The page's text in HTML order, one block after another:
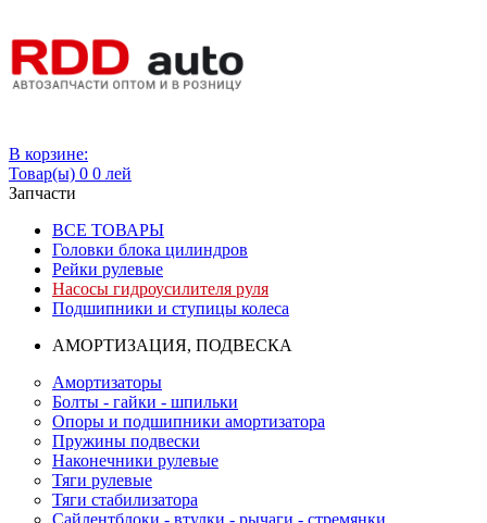
В корзине:
Товар(ы) 0 0 лей
Запчасти
ВСЕ ТОВАРЫ
Головки блока цилиндров
Рейки рулевые
Насосы гидроусилителя руля
Подшипники и ступицы колеса
АМОРТИЗАЦИЯ, ПОДВЕСКА
Амортизаторы
Болты - гайки - шпильки
Опоры и подшипники амортизатора
Пружины подвески
Наконечники рулевые
Тяги рулевые
Тяги стабилизатора
Сайлентблоки - втулки - рычаги - стремянки